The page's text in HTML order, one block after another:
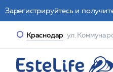
Зарегистрируйтесь и
Краснодар ул.